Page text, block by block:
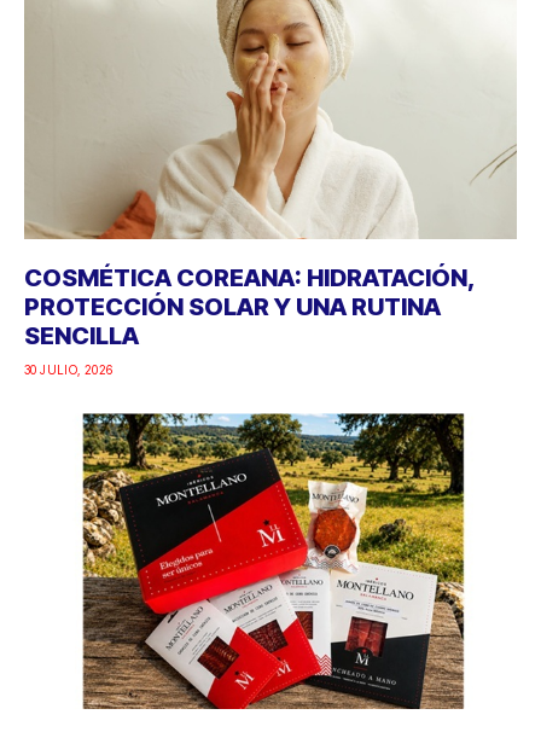
COSMÉTICA COREANA: HIDRATACIÓN,
PROTECCIÓN SOLAR Y UNA RUTINA
SENCILLA
30 JULIO, 2026